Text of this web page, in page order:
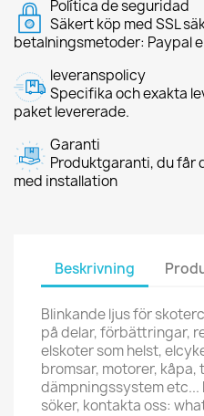
Política de seguridad
Säkert köp med SSL
betalningsmetoder: Paypal
leveranspolicy
Specifika och exakta
paket levererade.
Garanti
Produktgaranti, du får
med installation
Beskrivning
Blinkande ljus för
på delar, förbättringar,
elskoter som helst,
bromsar, motorer, kåpa,
dämpningssystem
söker, kontakta oss: